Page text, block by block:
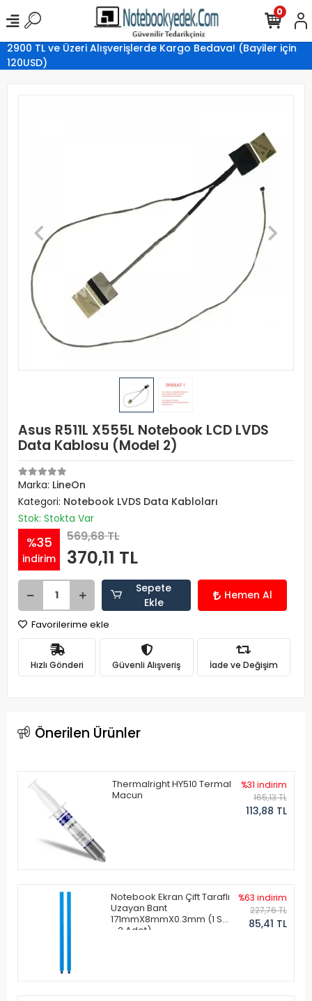
2900 TL ve Üzeri Alışverişlerde Kargo Bedava! (Bayiler için
120USD)
0
Asus R511L X555L Notebook LCD LVDS
Data Kablosu (Model 2)
Marka: LineOn
Kategori: Notebook LVDS Data Kabloları
Stok: Stokta Var
%35
indirim
569,68 TL
370,11 TL
Sepete
Ekle
Hemen Al
Favorilerime ekle
Hızlı Gönderi Güvenli Alışveriş İade ve Değişim
Önerilen Ürünler
Thermalright HY510 Termal
Macun
%31 indirim
165,13 TL
113,88 TL
Notebook Ekran Çift Taraflı
Uzayan Bant
171mmX8mmX0.3mm (1 Set
- 2 Adet)
%63 indirim
227,76 TL
85,41 TL